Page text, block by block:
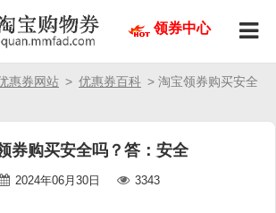
领券中心
惠券网站 > 优惠券百科 > 淘宝领券购买安全
券购买安全吗？答：安全
2024年06月30日 3343